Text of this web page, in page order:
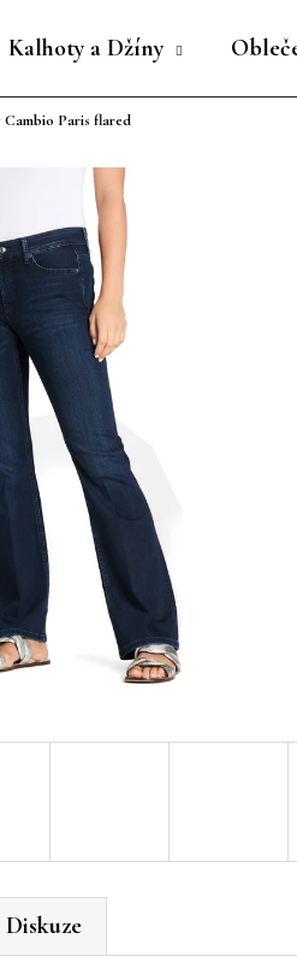
Kalhoty a Džíny
Paris flared
Diskuze